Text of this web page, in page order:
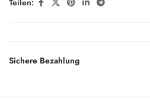
Teilen:
Sichere Bezahlung